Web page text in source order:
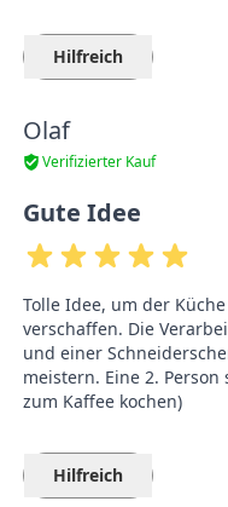
Hilfreich
Olaf
Verifizierter Kauf
Gute Idee
Tolle Idee, um der
verschaffen. Die
und einer
meistern. Eine 2.
zum Kaffee kochen)
Hilfreich